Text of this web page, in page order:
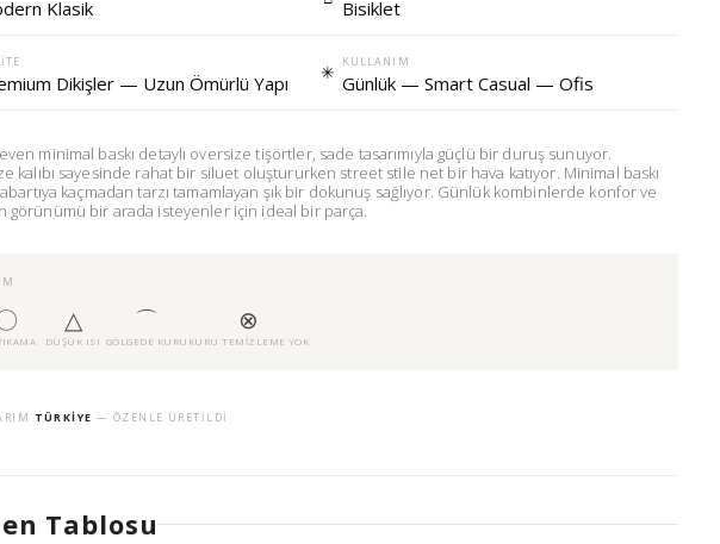
Klasik Bisiklet
Dikişler — Uzun Ömürlü Yapı ✳ KULLANIM
Günlük — Smart Casual — Ofis
minimal baskı detaylı oversize tişörtler, sade tasarımıyla güçlü bir duruş sunuyor.
kalıbı sayesinde rahat bir siluet oluştururken street stile net bir hava katıyor. Minimal baskı
abartıya kaçmadan tarzı tamamlayan şık bir dokunuş sağlıyor. Günlük kombinlerde konfor ve
görünümü bir arada isteyenler için ideal bir parça.
△
DÜŞÜK ISI
⌒
GÖLGEDE KURU
⊗
KURU TEMIZLEME YOK
TÜRKIYE — ÖZENLE ÜRETILDI
Tablosu